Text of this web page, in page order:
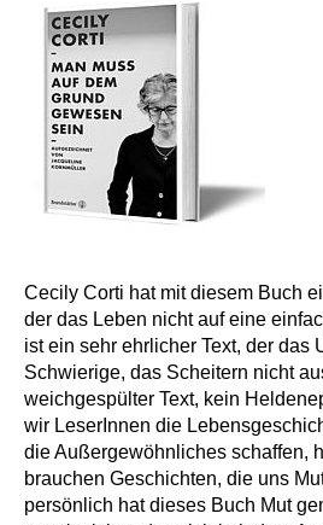
Cecily Corti hat mit diesem Buch
der das Leben nicht auf eine
ist ein sehr ehrlicher Text, der das
Schwierige, das Scheitern nicht
weichgespülter Text, kein
wir LeserInnen die
die Außergewöhnliches schaffen,
brauchen Geschichten, die uns
persönlich hat dieses Buch Mut